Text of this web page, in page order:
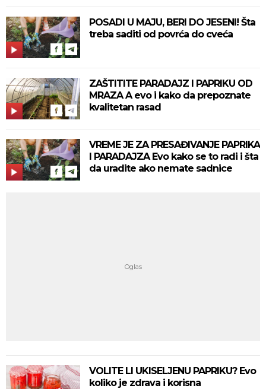
POSADI U MAJU, BERI DO JESENI! Šta
treba saditi od povrća do cveća
ZAŠTITITE PARADAJZ I PAPRIKU OD
MRAZA A evo i kako da prepoznate
kvalitetan rasad
VREME JE ZA PRESAĐIVANJE PAPRIKA
I PARADAJZA Evo kako se to radi i šta
da uradite ako nemate sadnice
VOLITE LI UKISELJENU PAPRIKU? Evo
koliko je zdrava i korisna